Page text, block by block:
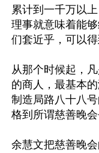
累计到一千万以
理事就意味着能
们套近乎，可以得
从那个时候起，
的商人，最基本
制造局路八十八
格到所谓慈善晚会
余慧文把慈善晚